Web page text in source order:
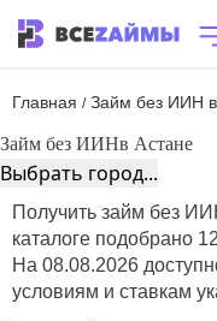
Главная / Займ без ИИН
Займ без ИИНв Астане
Выбрать город...
Получить займ без
каталоге подобрано
На 08.08.2026
условиям и ставкам